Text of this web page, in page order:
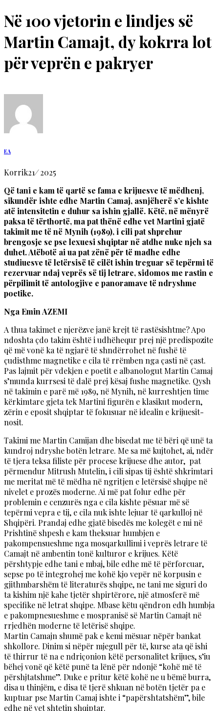
Në 100 vjetorin e lindjes së
Martin Camajt, dy kokrra lot
për veprën e pakryer
EA
Korrik21/2025
Që tani e kam të qartë se fama e krijuesve të mëdhenj,
sikundër ishte edhe Martin Camaj, asnjëherë s’e kishte
atë intensitetin e duhur sa ishin gjallë. Këtë, në mënyrë
paksa të tërthortë, ma pat thënë edhe vet Martini gjatë
takimit me të në Mynih (1989), i cili pat shprehur
brengosje se pse lexuesi shqiptar në atdhe nuke njeh sa
duhet. Atëbotë ai ua pat zënë për të madhe edhe
studiuesve të letërsisë të cilët ishin treguar së tepërmi të
rezervuar ndaj veprës së tij letrare, sidomos me rastin e
përpilimit të antologjive e panoramave të ndryshme
poetike.
Nga Emin AZEMI
A thua takimet e njerëzve janë krejt të rastësishtme? Apo
ndoshta çdo takim është i udhëhequr prej një predispozite
që më vonë ka të ngjarë të shndërrohet në fushë të
çudisthme magnetike e cila të rrëmben nga çasti në çast.
Pas lajmit për vdekjen e poetit e albanologut Martin Camaj
s’munda kurrsesi të dalë prej kësaj fushe magnetike. Qysh
në takimin e parë më 1989, në Mynih, në kurreshtjen time
kërkimtare gjeta tek Martini figurën e klasikut modern,
zërin e eposit shqiptar të fokusuar në idealin e krijuesit-
nosit.
Takimi me Martin Camijan dhe bisedat me të bëri që unë ta
kundroj ndryshe botën letrare. Me sa më kujtohet, ai, ndër
të tjera teksa filiste për procese krijuese dhe autor, pat
përmendur Mitrush Mutelin, i cili sipas tij është shkrimtari
me meritat më të mëdha në ngritjen e letërsisë shqipe në
nivelet e prozës moderne. Ai më pat folur edhe për
problemin e cenzurës nga e cila kishte pësuar më së
tepërmi vepra e tij, e cila nuk ishte lejuar të qarkulloj në
Shqipëri. Prandaj edhe gjatë bisedës me kolegët e mi në
Prishtinë shpesh e kam theksuar humbjen e
pakompensueshme nga mosqarkullimi i veprës letrare të
Camajt në ambentin tonë kulturor e krijues. Këtë
përshtypje edhe tani e mbaj, bile edhe më të përforcuar,
sepse po të integrohej me kohë kjo vepër në korpusin e
gjithmbarshëm të literaturës shqipe, ne tani me siguri do
ta kishim një kahe tjetër shpirtërore, një atmosferë më
specifike në letrat shqipe. Mbase këtu qëndron edh humbja
e pakompnesueshme e mospranisë së Martin Camajt në
rrjedhën moderne të letërisë shqipe.
Martin Camajn shumë pak e kemi mësuar nëpër bankat
shkollore. Dinim si nëpër mjegull për të, kurse ata që ishi
të thirrur të na e ndriçonion këtë personalitet krijues, s’iu
bëhej vonë që këtë punë ta lënë për ndonjë “kohë më të
përshjtatshme”. Duke e pritur këtë kohë ne u bëmë burra,
disa u thinjëm, e disa të tjerë shkuan në botën tjetër pa e
kuptuar pse Martin Camaj ishte i “papërshtatshëm”, bile
edhe në vet shtetin shqiptar.